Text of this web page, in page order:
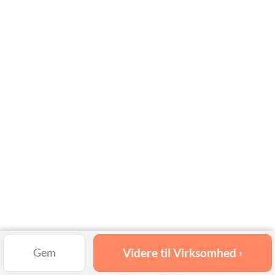
Videre til Virksomhed ›
Gem